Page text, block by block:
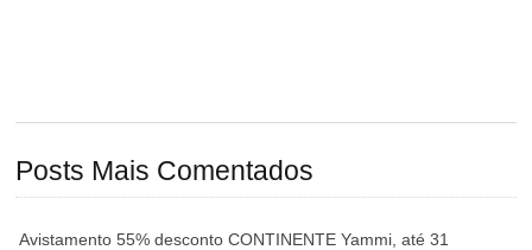
Posts Mais Comentados
Avistamento 55% desconto CONTINENTE Yammi, até 31